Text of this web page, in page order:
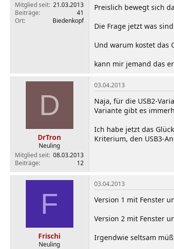
Mitglied seit 21.03.2013
Beiträge
41
Ort
Biedenkopf
Preislich bewegt sich
Die Frage jetzt was
Und warum kostet das
kann mir jemand das
D
DrTron
Neuling
Mitglied seit 08.03.2013
Beiträge
12
03.04.2013
Naja, für die USB2-
Variante gibt es
Ich habe jetzt das
Kriterium, den USB3-
F
Frischi
Neuling
03.04.2013
Version 1 mit Fenster
Version 2 mit Fenster
Irgendwie seltsam